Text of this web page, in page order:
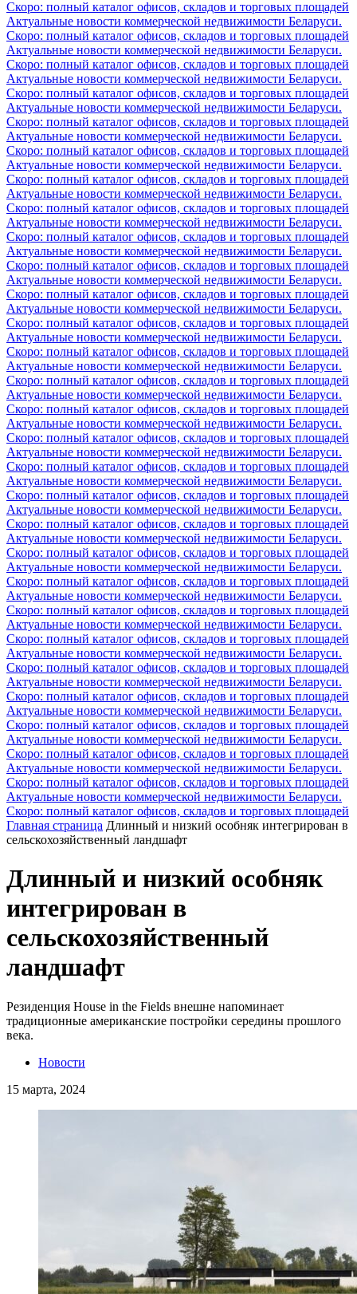
Скоро: полный каталог офисов, складов и торговых площадей
Актуальные новости коммерческой недвижимости Беларуси.
Скоро: полный каталог офисов, складов и торговых площадей
Актуальные новости коммерческой недвижимости Беларуси.
Скоро: полный каталог офисов, складов и торговых площадей
Актуальные новости коммерческой недвижимости Беларуси.
Скоро: полный каталог офисов, складов и торговых площадей
Актуальные новости коммерческой недвижимости Беларуси.
Скоро: полный каталог офисов, складов и торговых площадей
Актуальные новости коммерческой недвижимости Беларуси.
Скоро: полный каталог офисов, складов и торговых площадей
Актуальные новости коммерческой недвижимости Беларуси.
Скоро: полный каталог офисов, складов и торговых площадей
Актуальные новости коммерческой недвижимости Беларуси.
Скоро: полный каталог офисов, складов и торговых площадей
Актуальные новости коммерческой недвижимости Беларуси.
Скоро: полный каталог офисов, складов и торговых площадей
Актуальные новости коммерческой недвижимости Беларуси.
Скоро: полный каталог офисов, складов и торговых площадей
Актуальные новости коммерческой недвижимости Беларуси.
Скоро: полный каталог офисов, складов и торговых площадей
Актуальные новости коммерческой недвижимости Беларуси.
Скоро: полный каталог офисов, складов и торговых площадей
Актуальные новости коммерческой недвижимости Беларуси.
Скоро: полный каталог офисов, складов и торговых площадей
Актуальные новости коммерческой недвижимости Беларуси.
Скоро: полный каталог офисов, складов и торговых площадей
Актуальные новости коммерческой недвижимости Беларуси.
Скоро: полный каталог офисов, складов и торговых площадей
Актуальные новости коммерческой недвижимости Беларуси.
Скоро: полный каталог офисов, складов и торговых площадей
Актуальные новости коммерческой недвижимости Беларуси.
Скоро: полный каталог офисов, складов и торговых площадей
Актуальные новости коммерческой недвижимости Беларуси.
Скоро: полный каталог офисов, складов и торговых площадей
Актуальные новости коммерческой недвижимости Беларуси.
Скоро: полный каталог офисов, складов и торговых площадей
Актуальные новости коммерческой недвижимости Беларуси.
Скоро: полный каталог офисов, складов и торговых площадей
Актуальные новости коммерческой недвижимости Беларуси.
Скоро: полный каталог офисов, складов и торговых площадей
Актуальные новости коммерческой недвижимости Беларуси.
Скоро: полный каталог офисов, складов и торговых площадей
Актуальные новости коммерческой недвижимости Беларуси.
Скоро: полный каталог офисов, складов и торговых площадей
Актуальные новости коммерческой недвижимости Беларуси.
Скоро: полный каталог офисов, складов и торговых площадей
Актуальные новости коммерческой недвижимости Беларуси.
Скоро: полный каталог офисов, складов и торговых площадей
Актуальные новости коммерческой недвижимости Беларуси.
Скоро: полный каталог офисов, складов и торговых площадей
Актуальные новости коммерческой недвижимости Беларуси.
Скоро: полный каталог офисов, складов и торговых площадей
Актуальные новости коммерческой недвижимости Беларуси.
Скоро: полный каталог офисов, складов и торговых площадей
Актуальные новости коммерческой недвижимости Беларуси.
Скоро: полный каталог офисов, складов и торговых площадей
Главная страница Длинный и низкий особняк интегрирован в
сельскохозяйственный ландшафт
Длинный и низкий особняк
интегрирован в
сельскохозяйственный
ландшафт
Резиденция House in the Fields внешне напоминает
традиционные американские постройки середины прошлого
века.
Новости
15 марта, 2024